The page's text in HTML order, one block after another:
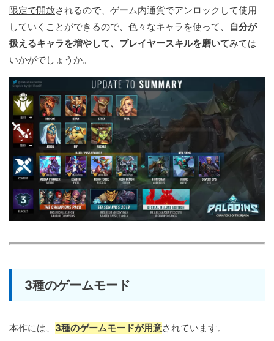
限定で開放されるので、ゲーム内通貨でアンロックして使用
していくことができるので、色々なキャラを使って、
自分が
扱えるキャラを増やして、プレイヤースキルを磨いてみては
いかがでしょうか。
3種のゲームモード
本作には、 3種のゲームモードが用意されています。